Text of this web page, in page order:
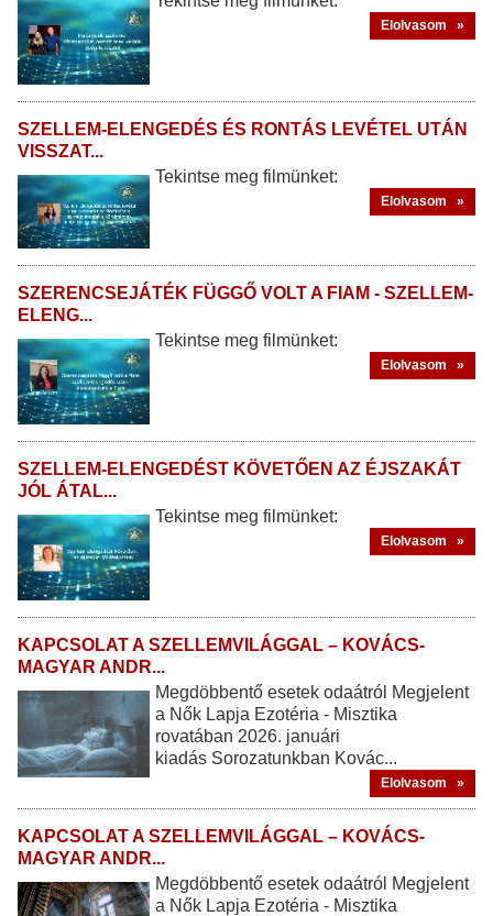
Elolvasom »
SZELLEM-ELENGEDÉS ÉS RONTÁS LEVÉTEL UTÁN
VISSZAT...
Tekintse meg filmünket:
Elolvasom »
SZERENCSEJÁTÉK FÜGGŐ VOLT A FIAM - SZELLEM-
ELENG...
Tekintse meg filmünket:
Elolvasom »
SZELLEM-ELENGEDÉST KÖVETŐEN AZ ÉJSZAKÁT
JÓL ÁTAL...
Tekintse meg filmünket:
Elolvasom »
KAPCSOLAT A SZELLEMVILÁGGAL – KOVÁCS-
MAGYAR ANDR...
Megdöbbentő esetek odaátról Megjelent
a Nők Lapja Ezotéria - Misztika
rovatában 2026. januári
kiadás Sorozatunkban Kovác...
Elolvasom »
KAPCSOLAT A SZELLEMVILÁGGAL – KOVÁCS-
MAGYAR ANDR...
Megdöbbentő esetek odaátról Megjelent
a Nők Lapja Ezotéria - Misztika